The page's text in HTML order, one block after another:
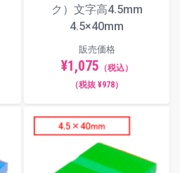
ク）文字高4.5mm
4.5×40mm
販売価格
¥1,075 （税込）
（税抜 ¥978）